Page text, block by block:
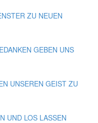
ZU NEUEN
GEBEN UNS
UNSEREN GEIST ZU
UND LOS LASSEN